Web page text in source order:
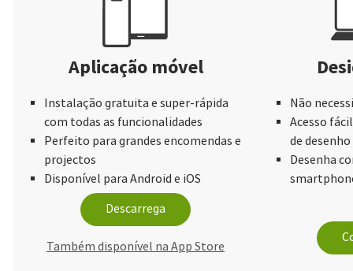
Aplicação móvel
Instalação gratuita e super-rápida
com todas as funcionalidades
Perfeito para grandes encomendas e
projectos
Disponível para Android e iOS
Descarrega
Também disponível na App Store
Não
Acesso
de desenho
Desenha